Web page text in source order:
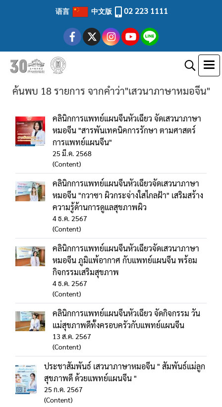
语言 中文版 02 223 1111
ค้นพบ 18 รายการ จากคำว่า"เสวนาภาษาหมอจีน"
คลินิกการแพทย์แผนจีนหัวเฉียว จัดเสวนาภาษา
หมอจีน "สารพันเทคนิคการรักษา ตามศาสตร์
การแพทย์แผนจีน"
25 มี.ค. 2568
(Content)
คลินิกการแพทย์แผนจีนหัวเฉียวจัดเสวนาภาษา
หมอจีน "กวาซา ผิวกระจ่างใสไกลฝ้า" เสริมสร้าง
ความรู้ด้านการดูแลสุขภาพผิว
4 ธ.ค. 2567
(Content)
คลินิกการแพทย์แผนจีนหัวเฉียวจัดเสวนาภาษา
หมอจีน ภูมิแพ้อากาศ กับแพทย์แผนจีน พร้อม
กิจกรรมเสริมสุขภาพ
4 ธ.ค. 2567
(Content)
คลินิกการแพทย์แผนจีนหัวเฉียว จัดกิจกรรม วัน
แม่สุขภาพดีทั้งครอบครัวกับแพทย์แผนจีน
13 ส.ค. 2567
(Content)
ประชาสัมพันธ์ เสวนาภาษาหมอจีน " สัมพันธ์แม่ลูก
สุขภาพดี ด้วยแพทย์แผนจีน "
25 ก.ค. 2567
(Content)